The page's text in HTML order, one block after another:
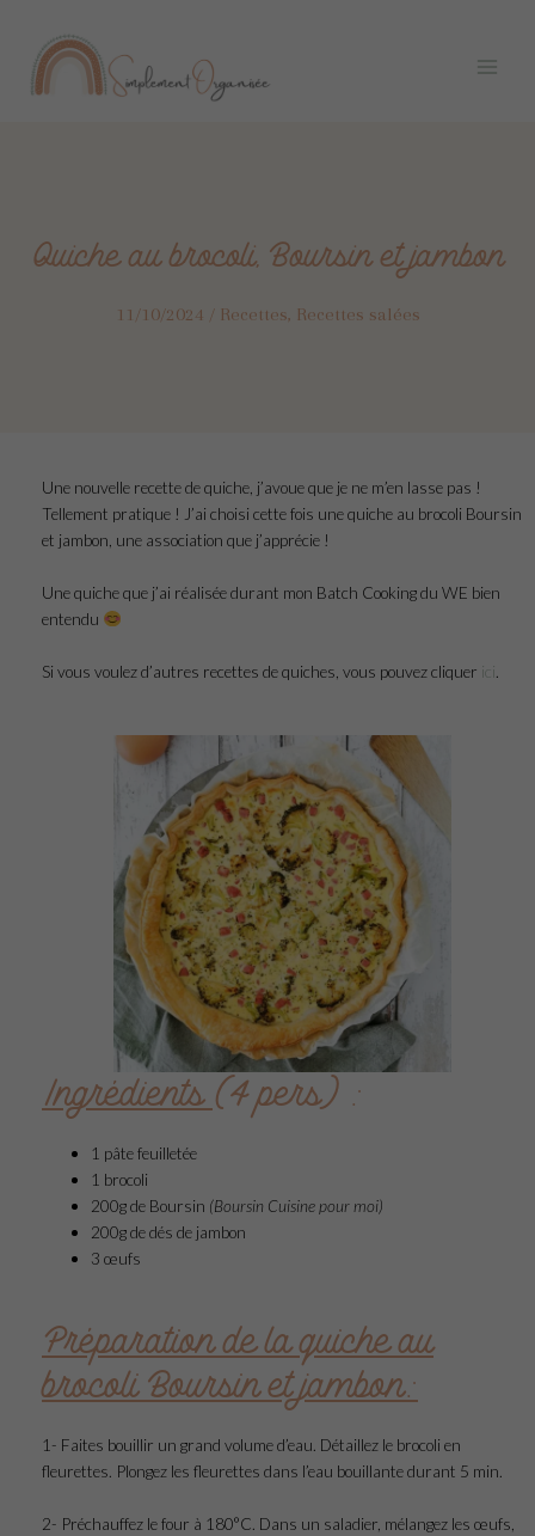
contenu
Menu
Quiche au brocoli, Boursin et jambon
11/10/2024 / Recettes, Recettes salées
Une nouvelle recette de quiche, j’avoue que je ne m’en lasse pas !
Tellement pratique ! J’ai choisi cette fois une quiche au brocoli Boursin
et jambon, une association que j’apprécie !
Une quiche que j’ai réalisée durant mon Batch Cooking du WE bien
entendu
Si vous voulez d’autres recettes de quiches, vous pouvez cliquer ici
Ingrédients (4 pers) :
1 pâte feuilletée
1 brocoli
200g de Boursin (Boursin Cuisine pour moi)
200g de dés de jambon
3 œufs
Préparation de la quiche au
brocoli Boursin et jambon:
1- Faites bouillir un grand volume d’eau. Détaillez le brocoli en
fleurettes. Plongez les fleurettes dans l’eau bouillante durant 5 min.
2- Préchauffez le four à 180°C. Dans un saladier, mélangez les œufs,
articles
t